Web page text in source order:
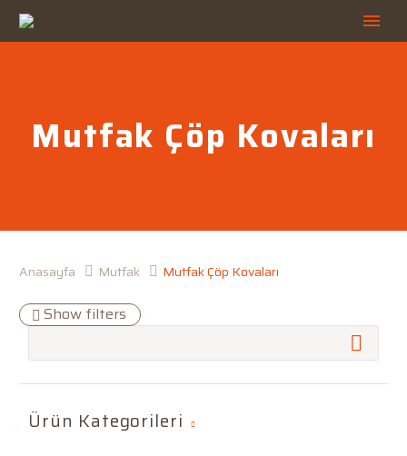
Mutfak Çöp Kovaları
Anasayfa Mutfak Mutfak Çöp Kovaları
Show filters
Ürün Kategorileri